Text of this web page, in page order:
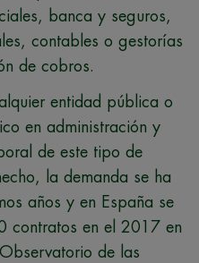
banca y seguros,
contables o gestorías
de cobros.
entidad pública o
en administración y
de este tipo de
la demanda se ha
años y en España se
contratos en el 2017 en
de las